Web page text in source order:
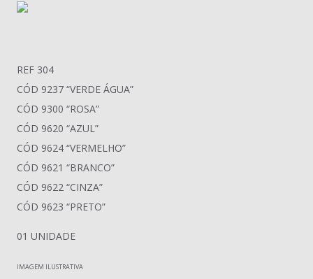
REF 304
CÓD 9237 “VERDE ÁGUA”
CÓD 9300 “ROSA”
CÓD 9620 “AZUL”
CÓD 9624 “VERMELHO”
CÓD 9621 “BRANCO”
CÓD 9622 “CINZA”
CÓD 9623 “PRETO”
01 UNIDADE
IMAGEM ILUSTRATIVA